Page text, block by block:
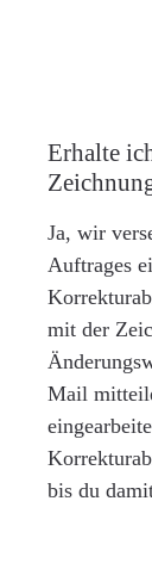
Erhalte
Ja, wir
Auftrages
mit der
Mail
bis du